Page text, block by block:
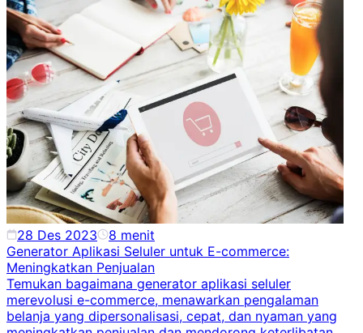
28 Des 2023 8 menit
Generator Aplikasi Seluler untuk E-commerce:
Meningkatkan Penjualan
Temukan bagaimana generator aplikasi seluler
merevolusi e-commerce, menawarkan pengalaman
belanja yang dipersonalisasi, cepat, dan nyaman yang